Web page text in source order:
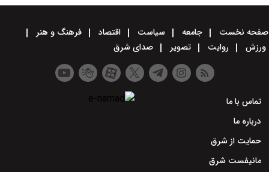
صفحه نخست جامعه سیاست اقتصاد
فرهنگ و هنر
ورزش
روایت تصویر صدای شرق
تماس با ما
درباره ما
حمایت از شرق
مانیفست شرق